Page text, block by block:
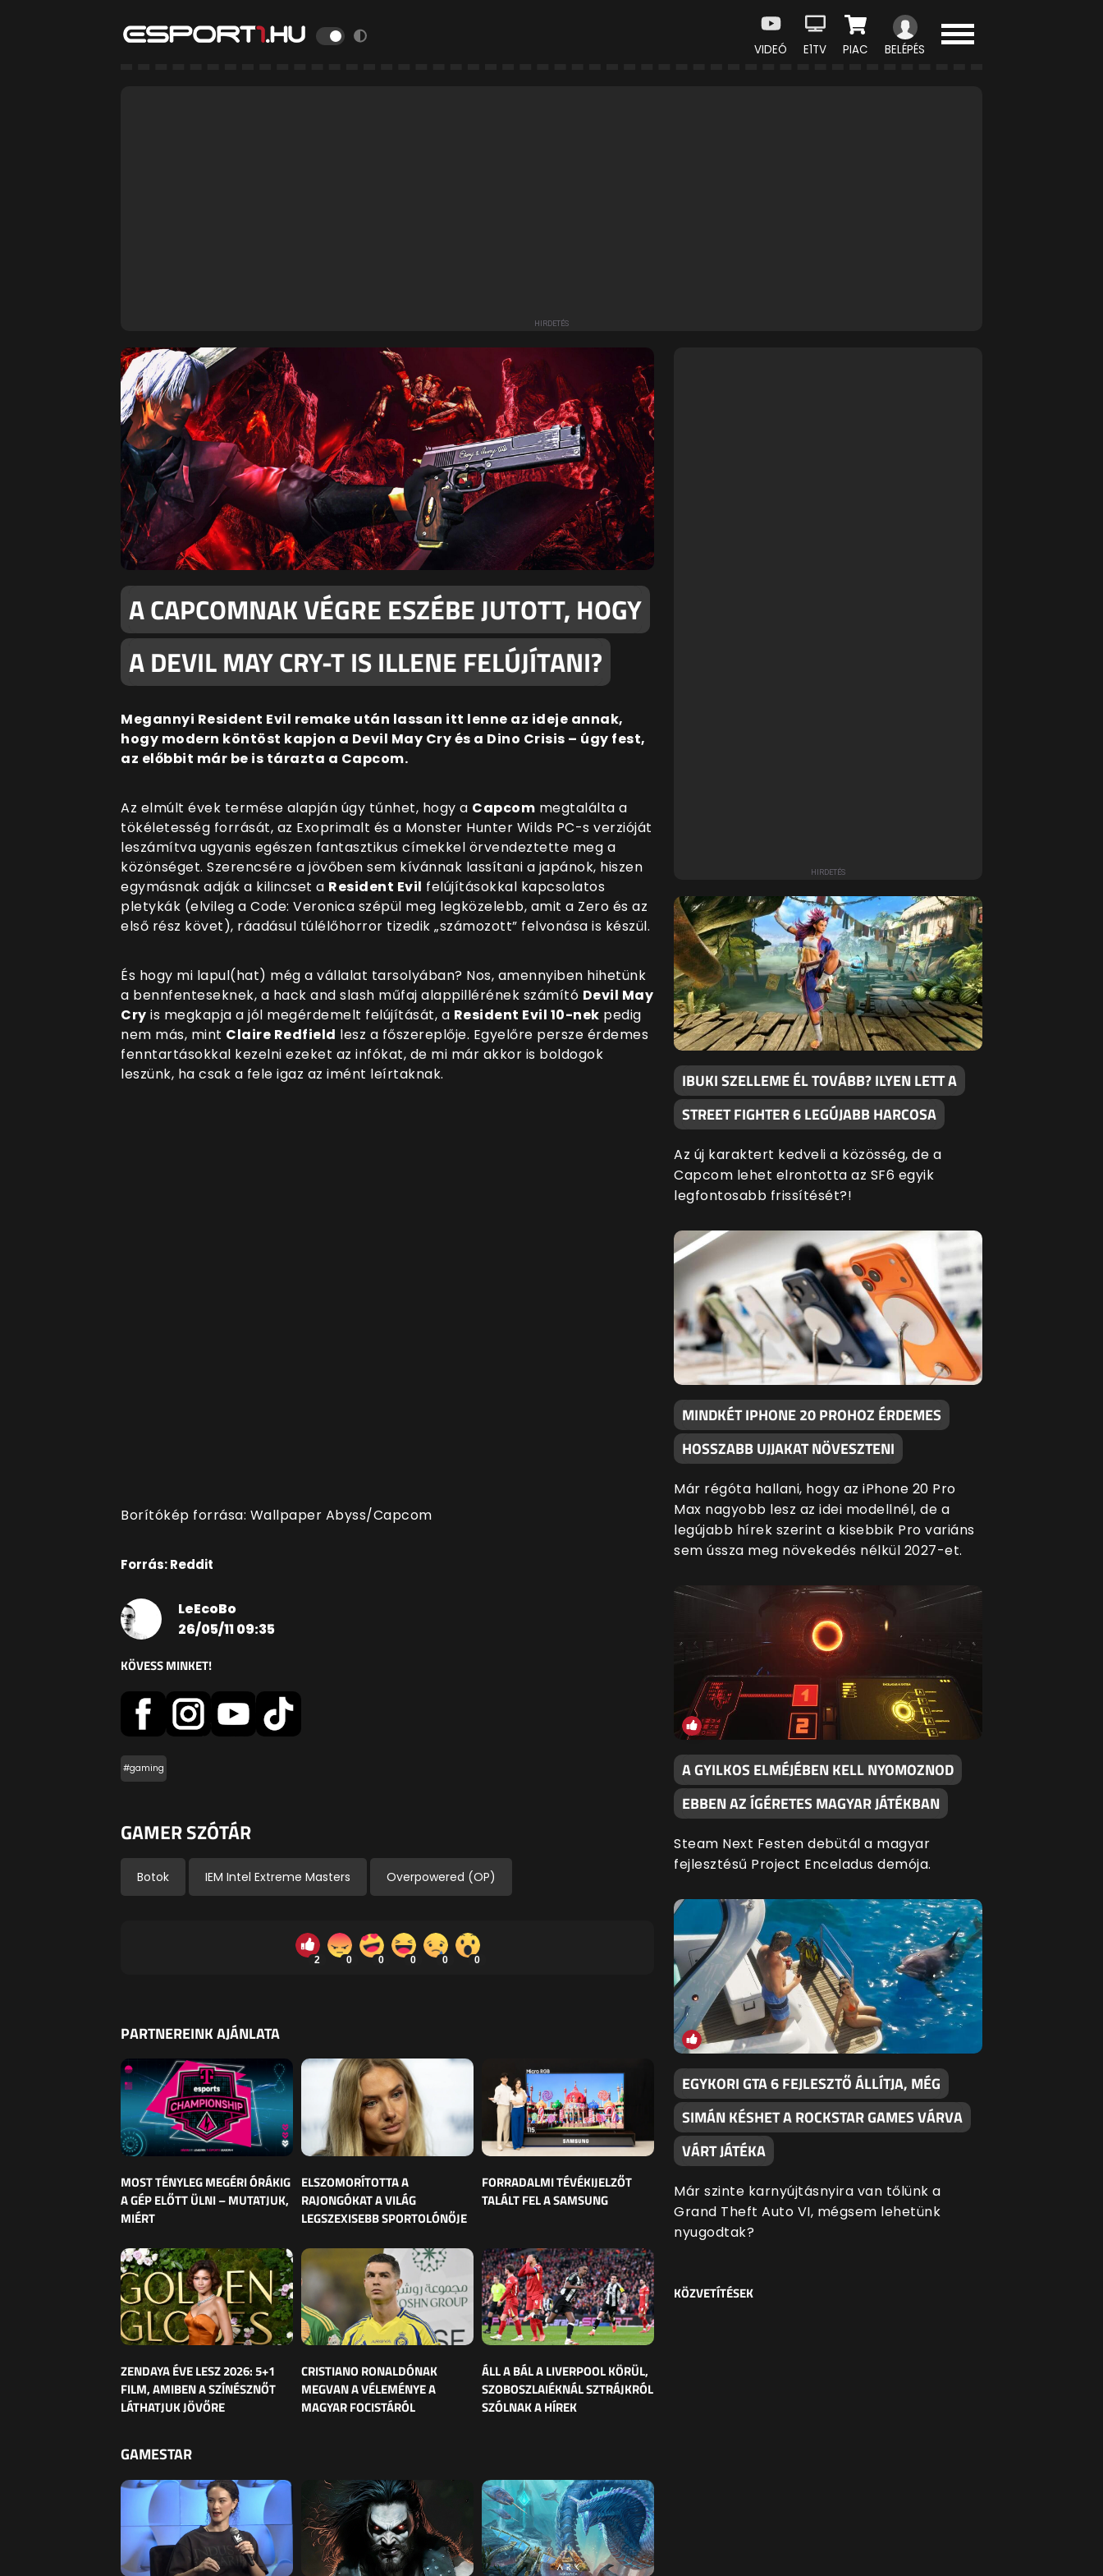
VIDEÓ E1TV PIAC BELÉPÉS
A CAPCOMNAK VÉGRE ESZÉBE JUTOTT, HOGY
A DEVIL MAY CRY-T IS ILLENE FELÚJÍTANI?
Megannyi Resident Evil remake után lassan itt lenne az ideje annak,
hogy modern köntöst kapjon a Devil May Cry és a Dino Crisis – úgy fest,
az előbbit már be is tárazta a Capcom.
Az elmúlt évek termése alapján úgy tűnhet, hogy a Capcom megtalálta a
tökéletesség forrását, az Exoprimalt és a Monster Hunter Wilds PC-s verzióját
leszámítva ugyanis egészen fantasztikus címekkel örvendeztette meg a
közönséget. Szerencsére a jövőben sem kívánnak lassítani a japánok, hiszen
egymásnak adják a kilincset a Resident Evil felújításokkal kapcsolatos
pletykák (elvileg a Code: Veronica szépül meg legközelebb, amit a Zero és az
első rész követ), ráadásul túlélőhorror tizedik „számozott” felvonása is készül.
És hogy mi lapul(hat) még a vállalat tarsolyában? Nos, amennyiben hihetünk
a bennfenteseknek, a hack and slash műfaj alappillérének számító Devil May
Cry is megkapja a jól megérdemelt felújítását, a Resident Evil 10-nek pedig
nem más, mint Claire Redfield lesz a főszereplője. Egyelőre persze érdemes
fenntartásokkal kezelni ezeket az infókat, de mi már akkor is boldogok
leszünk, ha csak a fele igaz az imént leírtaknak.
Borítókép forrása: Wallpaper Abyss/Capcom
Forrás: Reddit
LeEcoBo
26/05/11 09:35
KÖVESS MINKET!
#gaming
GAMER SZÓTÁR
Botok IEM Intel Extreme Masters Overpowered (OP)
2 0 0 0 0 0
PARTNEREINK AJÁNLATA
MOST TÉNYLEG MEGÉRI ÓRÁKIG
A GÉP ELŐTT ÜLNI – MUTATJUK,
MIÉRT
ELSZOMORÍTOTTA A
RAJONGÓKAT A VILÁG
LEGSZEXISEBB SPORTOLÓNŐJE
FORRADALMI TÉVÉKIJELZŐT
TALÁLT FEL A SAMSUNG
ZENDAYA ÉVE LESZ 2026: 5+1
FILM, AMIBEN A SZÍNÉSZNŐT
LÁTHATJUK JÖVŐRE
CRISTIANO RONALDÓNAK
MEGVAN A VÉLEMÉNYE A
MAGYAR FOCISTÁRÓL
ÁLL A BÁL A LIVERPOOL KÖRÜL,
SZOBOSZLAIÉKNÁL SZTRÁJKRÓL
SZÓLNAK A HÍREK
GAMESTAR
IBUKI SZELLEME ÉL TOVÁBB? ILYEN LETT A
STREET FIGHTER 6 LEGÚJABB HARCOSA
Az új karaktert kedveli a közösség, de a
Capcom lehet elrontotta az SF6 egyik
legfontosabb frissítését?!
MINDKÉT IPHONE 20 PROHOZ ÉRDEMES
HOSSZABB UJJAKAT NÖVESZTENI
Már régóta hallani, hogy az iPhone 20 Pro
Max nagyobb lesz az idei modellnél, de a
legújabb hírek szerint a kisebbik Pro variáns
sem ússza meg növekedés nélkül 2027-et.
A GYILKOS ELMÉJÉBEN KELL NYOMOZNOD
EBBEN AZ ÍGÉRETES MAGYAR JÁTÉKBAN
Steam Next Festen debütál a magyar
fejlesztésű Project Enceladus demója.
EGYKORI GTA 6 FEJLESZTŐ ÁLLÍTJA, MÉG
SIMÁN KÉSHET A ROCKSTAR GAMES VÁRVA
VÁRT JÁTÉKA
Már szinte karnyújtásnyira van tőlünk a
Grand Theft Auto VI, mégsem lehetünk
nyugodtak?
KÖZVETÍTÉSEK